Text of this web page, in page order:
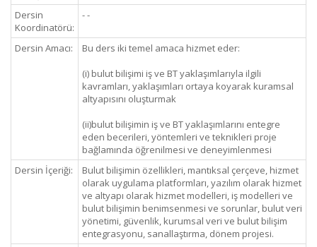
Dersin
Koordinatörü:
- -
Dersin Amacı:
Bu ders iki temel amaca hizmet eder:
(i) bulut bilişimi iş ve BT yaklaşımlarıyla ilgili
kavramları, yaklaşımları ortaya koyarak kuramsal
altyapısını oluşturmak
(ii)bulut bilişimin iş ve BT yaklaşımlarını entegre
eden becerileri, yöntemleri ve teknikleri proje
bağlamında öğrenilmesi ve deneyimlenmesi
Dersin İçeriği:
Bulut bilişimin özellikleri, mantıksal çerçeve, hizmet
olarak uygulama platformları, yazılım olarak hizmet
ve altyapı olarak hizmet modelleri, iş modelleri ve
bulut bilişimin benimsenmesi ve sorunlar, bulut veri
yönetimi, güvenlik, kurumsal veri ve bulut bilişim
entegrasyonu, sanallaştırma, dönem projesi.